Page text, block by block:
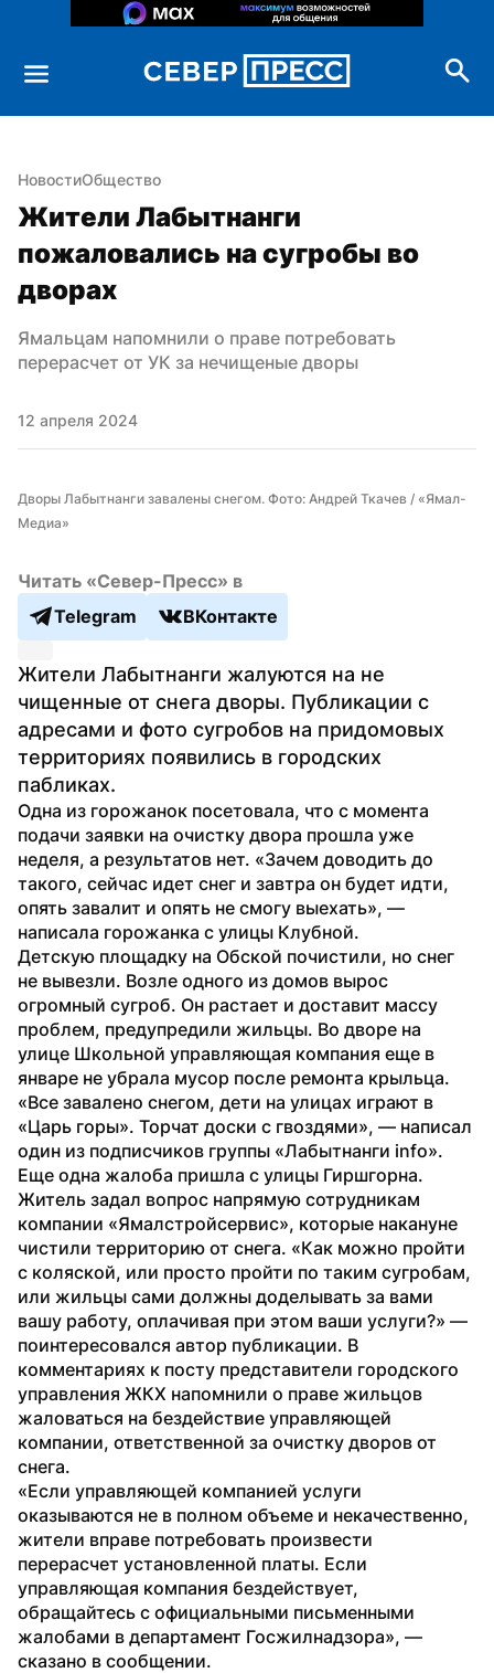
НовостиОбщество
Жители Лабытнанги
пожаловались на сугробы во
дворах
Ямальцам напомнили о праве потребовать
перерасчет от УК за нечищеные дворы
12 апреля 2024
Дворы Лабытнанги завалены снегом. Фото: Андрей Ткачев / «Ямал-
Медиа»
Читать «Север-Пресс» в
Telegram
ВКонтакте
Жители Лабытнанги жалуются на не
чищенные от снега дворы. Публикации с
адресами и фото сугробов на придомовых
территориях появились в городских
пабликах.
Одна из горожанок посетовала, что с момента
подачи заявки на очистку двора прошла уже
неделя, а результатов нет. «Зачем доводить до
такого, сейчас идет снег и завтра он будет идти,
опять завалит и опять не смогу выехать», —
написала горожанка с улицы Клубной.
Детскую площадку на Обской почистили, но снег
не вывезли. Возле одного из домов вырос
огромный сугроб. Он растает и доставит массу
проблем, предупредили жильцы. Во дворе на
улице Школьной управляющая компания еще в
январе не убрала мусор после ремонта крыльца.
«Все завалено снегом, дети на улицах играют в
«Царь горы». Торчат доски с гвоздями», — написал
один из подписчиков группы «Лабытнанги info».
Еще одна жалоба пришла с улицы Гиршгорна.
Житель задал вопрос напрямую сотрудникам
компании «Ямалстройсервис», которые накануне
чистили территорию от снега. «Как можно пройти
с коляской, или просто пройти по таким сугробам,
или жильцы сами должны доделывать за вами
вашу работу, оплачивая при этом ваши услуги?» —
поинтересовался автор публикации. В
комментариях к посту представители городского
управления ЖКХ напомнили о праве жильцов
жаловаться на бездействие управляющей
компании, ответственной за очистку дворов от
снега.
«Если управляющей компанией услуги
оказываются не в полном объеме и некачественно,
жители вправе потребовать произвести
перерасчет установленной платы. Если
управляющая компания бездействует,
обращайтесь с официальными письменными
жалобами в департамент Госжилнадзора», —
сказано в сообщении.